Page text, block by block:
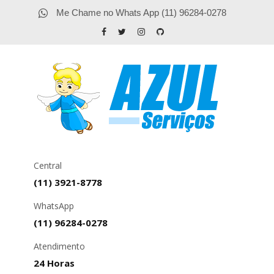
Me Chame no Whats App (11) 96284-0278
Central
(11) 3921-8778
WhatsApp
(11) 96284-0278
Atendimento
24 Horas